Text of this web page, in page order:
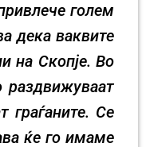
голем
дека ваквите
на Скопје. Во
раздвижуваат
граѓаните. Се
ќе го имаме